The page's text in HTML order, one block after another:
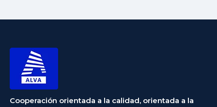
Cooperación orientada a la calidad, orientada a la